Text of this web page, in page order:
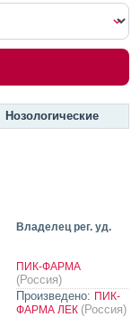
Нозологические
Владелец рег. уд.
ПИК-ФАРМА
(Россия)
Произведено: ПИК-
ФАРМА ЛЕК (Россия)